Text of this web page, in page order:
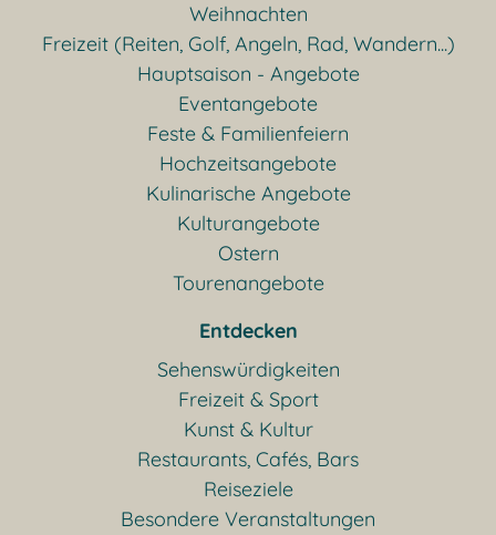
Weihnachten
Freizeit (Reiten, Golf, Angeln, Rad, Wandern...)
Hauptsaison - Angebote
Eventangebote
Feste & Familienfeiern
Hochzeitsangebote
Kulinarische Angebote
Kulturangebote
Ostern
Tourenangebote
Entdecken
Sehenswürdigkeiten
Freizeit & Sport
Kunst & Kultur
Restaurants, Cafés, Bars
Reiseziele
Besondere Veranstaltungen